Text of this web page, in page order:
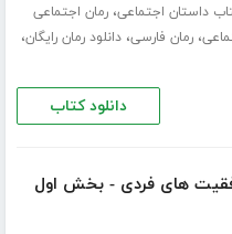
داستان اجتماعی،رمان اجتماعی
،رمان فارسی،دانلود رمان رایگان،
دانلود کتاب
های فردی - بخش اول